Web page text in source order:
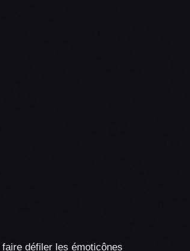
défiler les émoticônes